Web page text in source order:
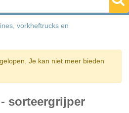
vorkheftrucks en
Je kan niet meer bieden
sorteergrijper